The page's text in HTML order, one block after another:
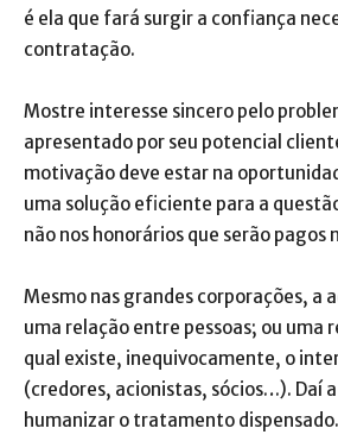
é ela que fará surgir a confiança
contratação.
Mostre interesse sincero pelo
apresentado por seu potencial
motivação deve estar na
uma solução eficiente para a
não nos honorários que serão pagos
Mesmo nas grandes corporações, a
uma relação entre pessoas; ou uma
qual existe, inequivocamente, o
(credores, acionistas, sócios…). Daí
humanizar o tratamento dispensado.